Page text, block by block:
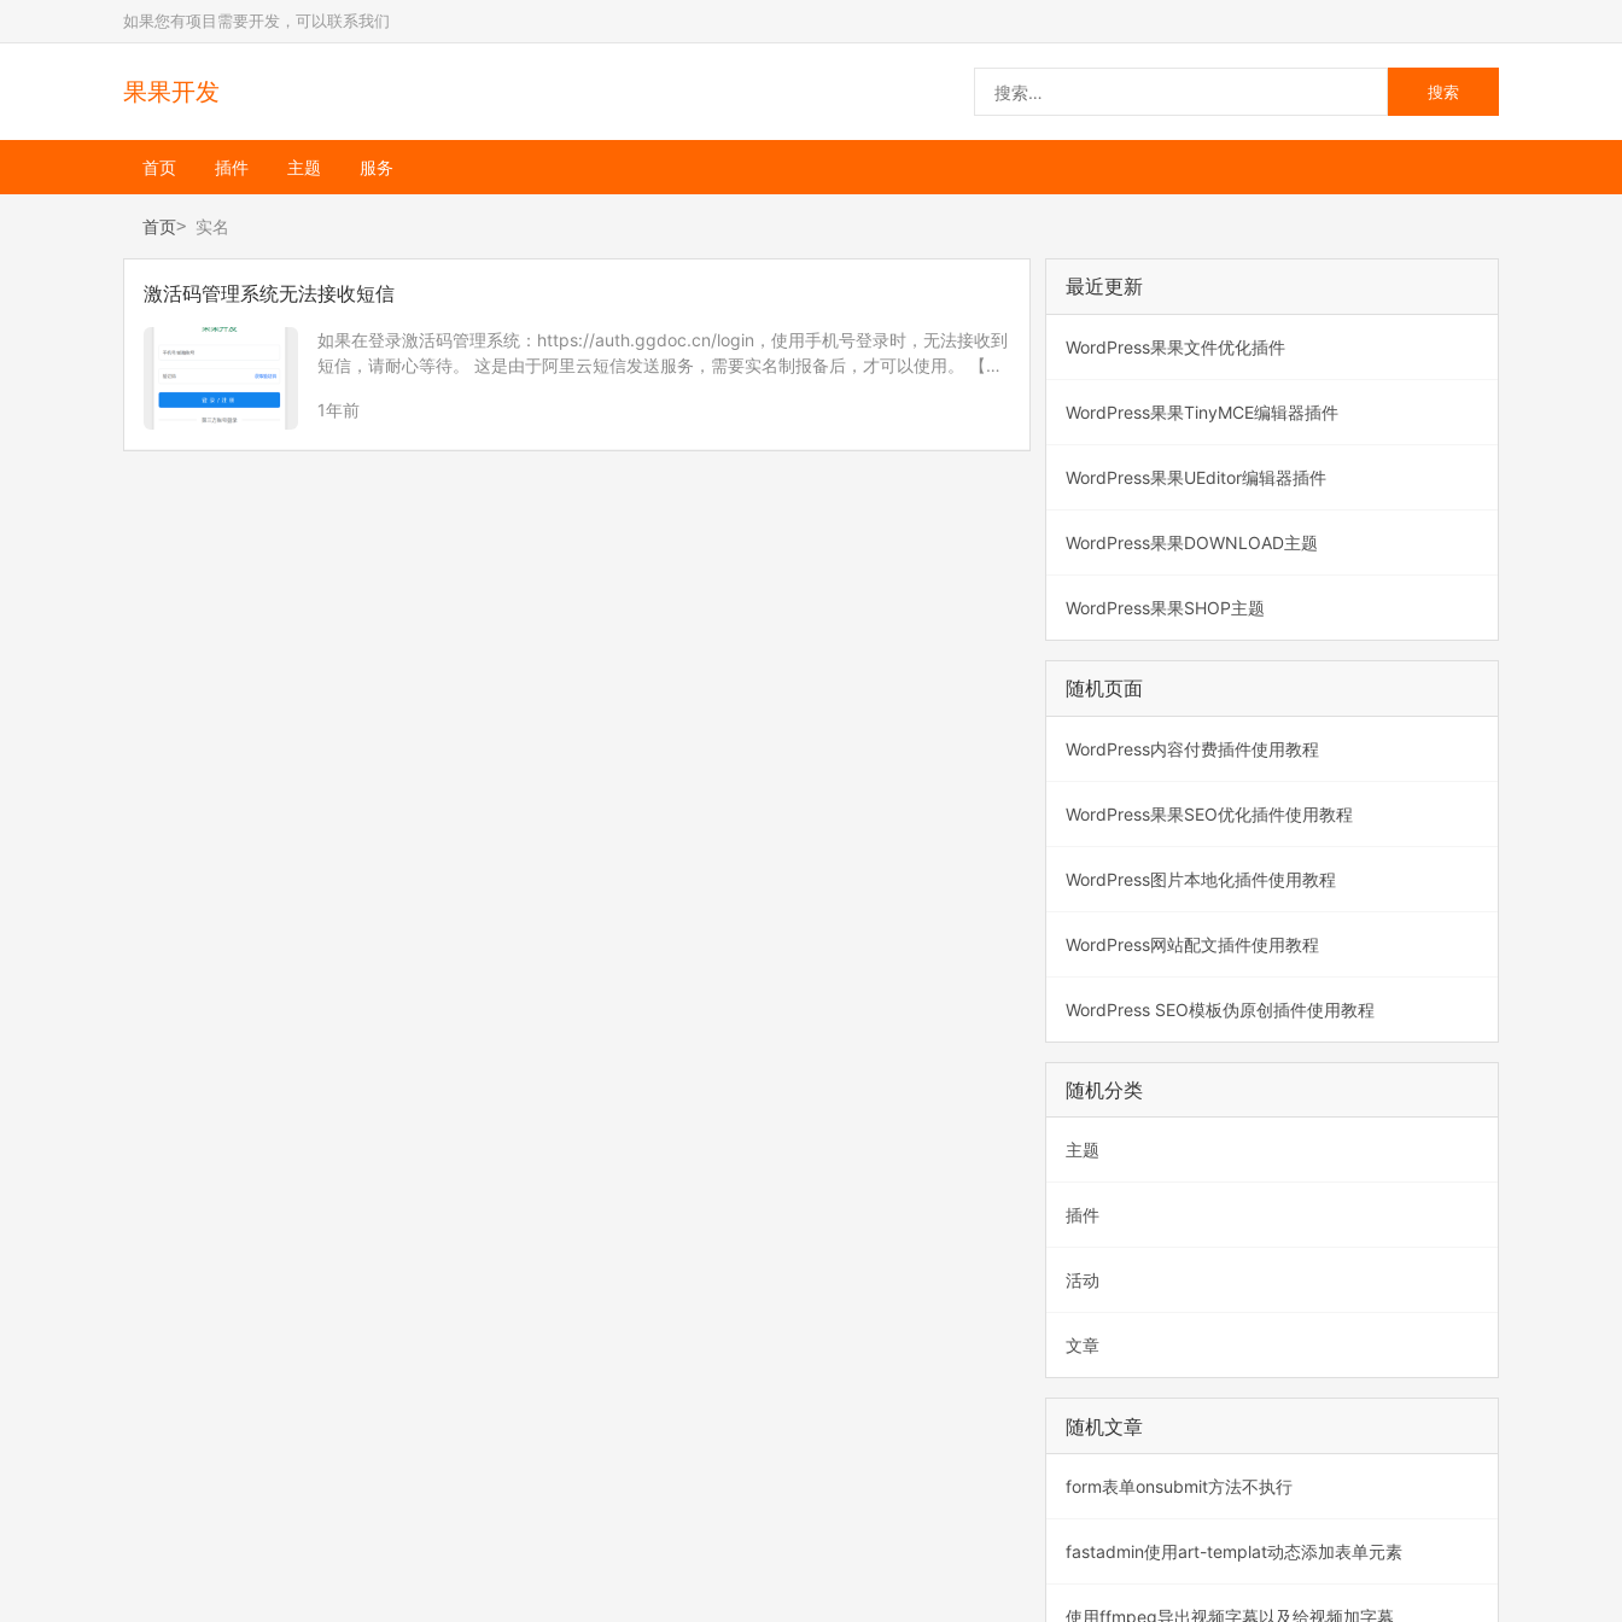
如果您有项目需要开发，可以联系我们
果果开发
首页 插件 主题 服务
首页 实名
激活码管理系统无法接收短信
如果在登录激活码管理系统：https://auth.ggdoc.cn/login，使用手机号登录时，无法接收到
短信，请耐心等待。 这是由于阿里云短信发送服务，需要实名制报备后，才可以使用。 【短
1年前
最近更新
WordPress果果文件优化插件
WordPress果果TinyMCE编辑器插件
WordPress果果UEditor编辑器插件
WordPress果果DOWNLOAD主题
WordPress果果SHOP主题
随机页面
WordPress内容付费插件使用教程
WordPress果果SEO优化插件使用教程
WordPress图片本地化插件使用教程
WordPress网站配文插件使用教程
WordPress SEO模板伪原创插件使用教程
随机分类
主题
插件
活动
文章
随机文章
form表单onsubmit方法不执行
fastadmin使用art-templat动态添加表单元素
使用ffmpeg导出视频字幕以及给视频加字幕